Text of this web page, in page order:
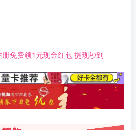
免费领1元现金红包 提现秒到